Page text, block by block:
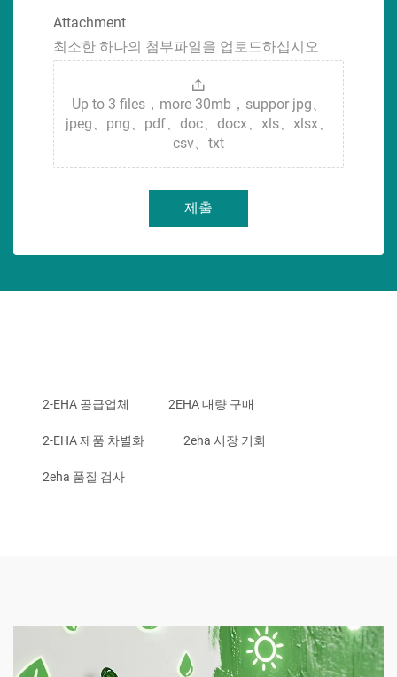
Attachment
최소한 하나의 첨부파일을 업로드하십시오
Up to 3 files，more 30mb，suppor jpg、
jpeg、png、pdf、doc、docx、xls、xlsx、
csv、txt
제출
2-EHA 공급업체 2EHA 대량 구매
2-EHA 제품 차별화 2eha 시장 기회
2eha 품질 검사